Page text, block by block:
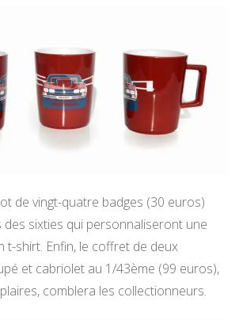
de vingt-quatre badges (30 euros)
des sixties qui personnaliseront une
t-shirt. Enfin, le coffret de deux
et cabriolet au 1/43ème (99 euros),
comblera les collectionneurs.